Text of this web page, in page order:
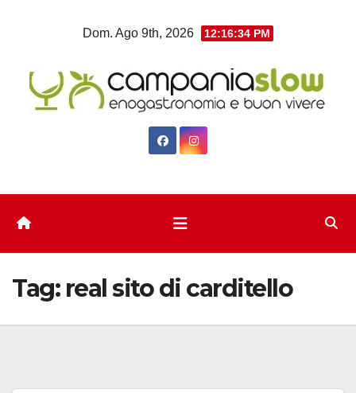
Dom. Ago 9th, 2026 12:16:35 PM
Tag: real sito di carditello